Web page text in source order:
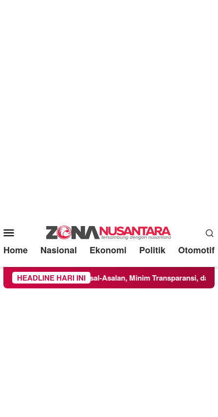
Mobile
Menu
Home Nasional Ekonomi Politik Otomotif
HEADLINE HARI INI
Asal-Asalan, Minim Transparansi, dan Abaikan K3